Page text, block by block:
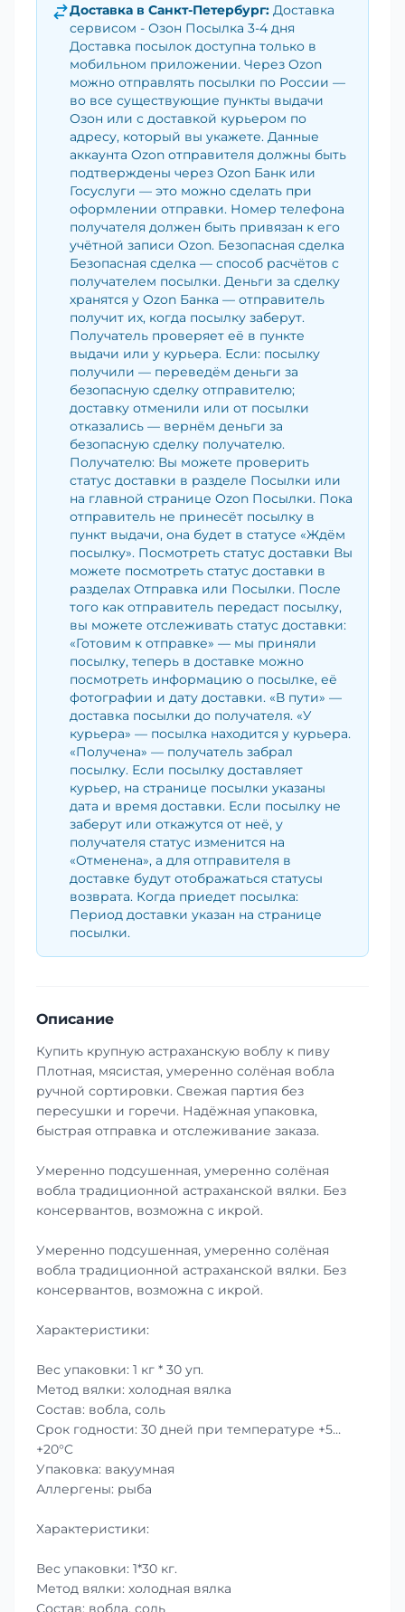
Доставка в Санкт-Петербург: Доставка
сервисом - Озон Посылка 3-4 дня
Доставка посылок доступна только в
мобильном приложении. Через Ozon
можно отправлять посылки по России —
во все существующие пункты выдачи
Озон или с доставкой курьером по
адресу, который вы укажете. Данные
аккаунта Ozon отправителя должны быть
подтверждены через Ozon Банк или
Госуслуги — это можно сделать при
оформлении отправки. Номер телефона
получателя должен быть привязан к его
учётной записи Ozon. Безопасная сделка
Безопасная сделка — способ расчётов с
получателем посылки. Деньги за сделку
хранятся у Ozon Банка — отправитель
получит их, когда посылку заберут.
Получатель проверяет её в пункте
выдачи или у курьера. Если: посылку
получили — переведём деньги за
безопасную сделку отправителю;
доставку отменили или от посылки
отказались — вернём деньги за
безопасную сделку получателю.
Получателю: Вы можете проверить
статус доставки в разделе Посылки или
на главной странице Ozon Посылки. Пока
отправитель не принесёт посылку в
пункт выдачи, она будет в статусе «Ждём
посылку». Посмотреть статус доставки Вы
можете посмотреть статус доставки в
разделах Отправка или Посылки. После
того как отправитель передаст посылку,
вы можете отслеживать статус доставки:
«Готовим к отправке» — мы приняли
посылку, теперь в доставке можно
посмотреть информацию о посылке, её
фотографии и дату доставки. «В пути» —
доставка посылки до получателя. «У
курьера» — посылка находится у курьера.
«Получена» — получатель забрал
посылку. Если посылку доставляет
курьер, на странице посылки указаны
дата и время доставки. Если посылку не
заберут или откажутся от неё, у
получателя статус изменится на
«Отменена», а для отправителя в
доставке будут отображаться статусы
возврата. Когда приедет посылка:
Период доставки указан на странице
посылки.
Описание
Купить крупную астраханскую воблу к пиву
Плотная, мясистая, умеренно солёная вобла
ручной сортировки. Свежая партия без
пересушки и горечи. Надёжная упаковка,
быстрая отправка и отслеживание заказа.
Умеренно подсушенная, умеренно солёная
вобла традиционной астраханской вялки. Без
консервантов, возможна с икрой.
Умеренно подсушенная, умеренно солёная
вобла традиционной астраханской вялки. Без
консервантов, возможна с икрой.
Характеристики:
Вес упаковки: 1 кг * 30 уп.
Метод вялки: холодная вялка
Состав: вобла, соль
Срок годности: 30 дней при температуре +5…
+20°C
Упаковка: вакуумная
Аллергены: рыба
Характеристики:
Вес упаковки: 1*30 кг.
Метод вялки: холодная вялка
Состав: вобла, соль